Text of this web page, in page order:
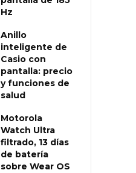
Hz
Anillo
inteligente de
Casio con
pantalla: precio
y funciones de
salud
Motorola
Watch Ultra
filtrado, 13 días
de batería
sobre Wear OS